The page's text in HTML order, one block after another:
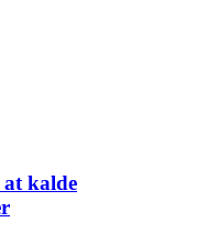
kalde